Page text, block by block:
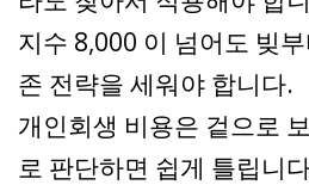
지수 8,000 이 넘어도 빚
존 전략을 세워야 합니다.
개인회생 비용은 겉으로
로 판단하면 쉽게 틀립니